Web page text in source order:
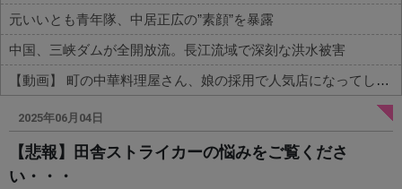
元いいとも青年隊、中居正広の”素顔”を暴露
中国、三峡ダムが全開放流。長江流域で深刻な洪水被害
【動画】 町の中華料理屋さん、娘の採用で人気店になってしまう
Powered by livedoor 相互RSS
2025年06月04日
【悲報】田舎ストライカーの悩みをご覧くださ
い・・・